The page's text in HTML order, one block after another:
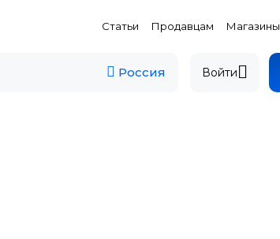
Статьи Продавцам Магазины
Россия Войти